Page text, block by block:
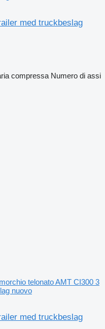
med truckbeslag
compressa Numero di assi
telonato AMT CI300 3
nuovo
med truckbeslag